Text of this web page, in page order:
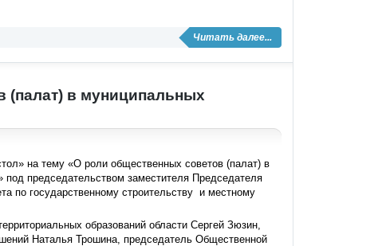
Читать далее...
(палат) в муниципальных
на тему «О роли общественных советов (палат) в
под председательством заместителя Председателя
по государственному строительству и местному
образований области Сергей Зюзин,
Наталья Трошина, председатель Общественной